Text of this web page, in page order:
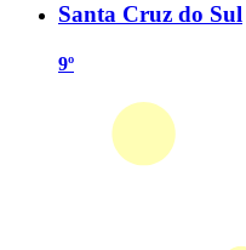
Santa Cruz do Sul
9º